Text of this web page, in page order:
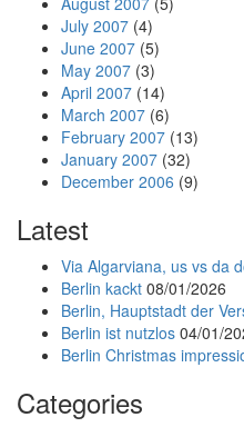
July 2007 (4)
June 2007 (5)
May 2007 (3)
April 2007 (14)
March 2007 (6)
February 2007 (13)
January 2007 (32)
December 2006 (9)
Latest
Via Algarviana, us vs da
Berlin kackt 08/01/2026
Berlin, Hauptstadt der
Berlin ist nutzlos 04/01/
Berlin Christmas
Categories